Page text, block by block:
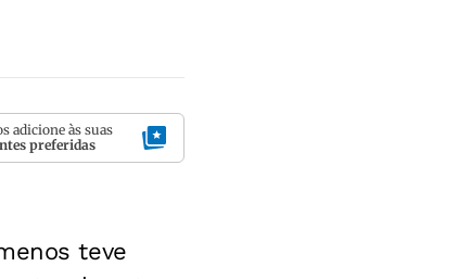
adicione às suas
preferidas
teve